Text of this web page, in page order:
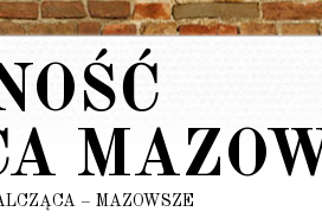
– MAZOWSZE